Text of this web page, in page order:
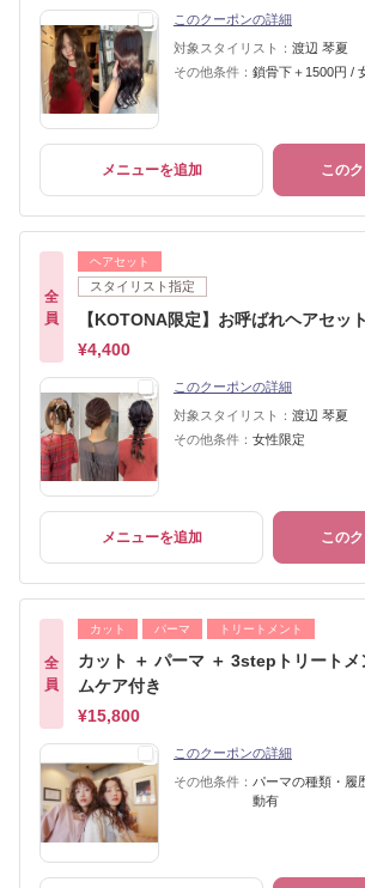
このクーポンの詳細
対象スタイリスト： 渡辺 琴夏
その他条件： 鎖骨下＋1500円 /
メニューを追加 この
全
員
ヘアセット
スタイリスト指定
【KOTONA限定】お呼ばれヘアセット
¥4,400
このクーポンの詳細
対象スタイリスト： 渡辺 琴夏
その他条件： 女性限定
メニューを追加 この
全
員
カット パーマ トリートメント
カット ＋ パーマ ＋ 3stepトリートメ
ムケア付き
¥15,800
このクーポンの詳細
その他条件： パーマの種類・履
動有